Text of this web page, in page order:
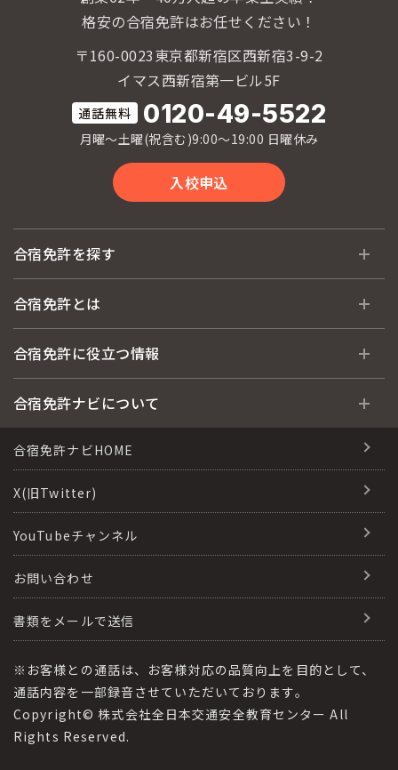
格安の合宿免許はお任せください！
〒160-0023東京都新宿区西新宿3-9-2
イマス西新宿第一ビル5F
0120-49-5522
月曜〜土曜(祝含む)9:00〜19:00 日曜休み
入校申込
合宿免許を探す
全国 教習所一覧
運転免許の種類(車種)
格安シーズン料金
出発地別おすすめ校
こだわり、テーマから探す
360度パノラマ教習所
教育訓練給付金制度
合宿免許とは
合宿免許とは
合宿免許選びのアドバイス
合宿免許の入校までの流れ
合宿免許での免許取得の流れ
運転免許別モデルスケジュール
保護者の方へ
合宿に関わる料金について
合宿費用のお支払いについて
合宿免許に必要な持ち物
合宿免許に役立つ情報
合宿免許に役立つ情報
免許取消・失効による再取得
冬・雪国の合宿免許は大丈夫？
みんなが選んだ合宿免許の条件
大型免許体験記
全国の運転免許試験場(免許センター)
本免学科試験問題に挑戦
合宿免許ナビについて
会社情報・代表メッセージ
会社概要
会社沿革・歴史
登録商標
特定商取引法に基づく表記
運転者適性診断
合宿免許ナビHOME
X(旧Twitter)
YouTubeチャンネル
お問い合わせ
書類をメールで送信
※お客様との通話は、お客様対応の品質向上を目的として、
通話内容を一部録音させていただいております。
Copyright© 株式会社全日本交通安全教育センター All
Rights Reserved.